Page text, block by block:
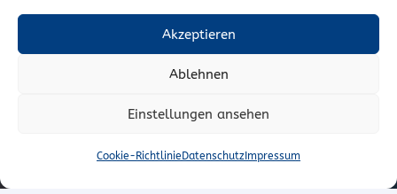
Akzeptieren
Ablehnen
Einstellungen ansehen
Cookie-Richtlinie Datenschutz Impressum
02252/72974